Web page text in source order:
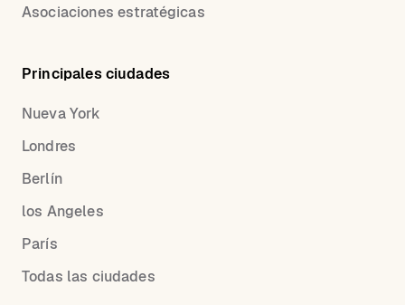
Asociaciones estratégicas
Principales ciudades
Nueva York
Londres
Berlín
los Angeles
París
Todas las ciudades